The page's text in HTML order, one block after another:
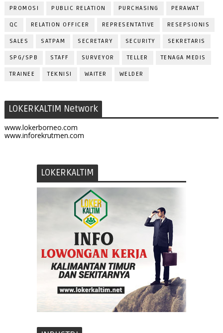
PROMOSI PUBLIC RELATION PURCHASING PERAWAT
QC RELATION OFFICER REPRESENTATIVE RESEPSIONIS
SALES SATPAM SECRETARY SECURITY SEKRETARIS
SPG/SPB STAFF SURVEYOR TELLER TENAGA MEDIS
TRAINEE TEKNISI WAITER WELDER
LOKERKALTIM Network
www.lokerborneo.com
www.inforekrutmen.com
LOKERKALTIM